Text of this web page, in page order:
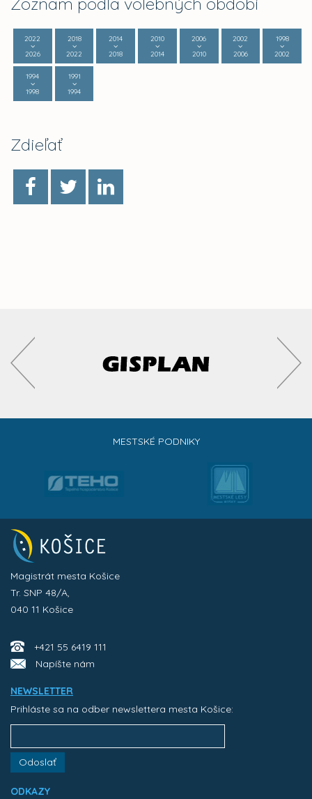
2022
2026
2018
2022
2014
2018
2010
2014
2006
2010
2002
2006
1998
2002
1994
1998
1991
1994
Zdieľať
MESTSKÉ PODNIKY
Magistrát mesta Košice
Tr. SNP 48/A,
040 11 Košice
+421 55 6419 111
Napíšte nám
NEWSLETTER
Prihláste sa na odber newslettera mesta Košice:
Odoslať
ODKAZY